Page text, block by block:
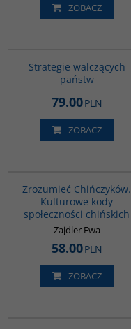
ZOBACZ
Strategie walczących
państw
79.00PLN
ZOBACZ
Zrozumieć Chińczyków.
Kulturowe kody
społeczności chińskich
Zajdler Ewa
58.00PLN
ZOBACZ